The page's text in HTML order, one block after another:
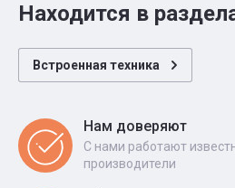
Находится в
Встроенная техника
Нам доверяют
С нами работают
производители